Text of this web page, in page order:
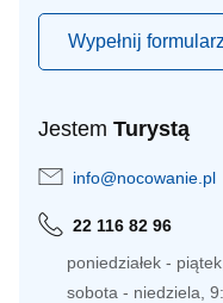
Wypełnij
Jestem Turystą
info@nocowanie.pl
22 116 82 96
poniedziałek -
sobota - niedziela,